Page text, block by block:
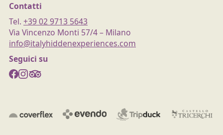
Contatti
Tel. +39 02 9713 5643
Via Vincenzo Monti 57/4 – Milano
info@italyhiddenexperiences.com
Seguici su